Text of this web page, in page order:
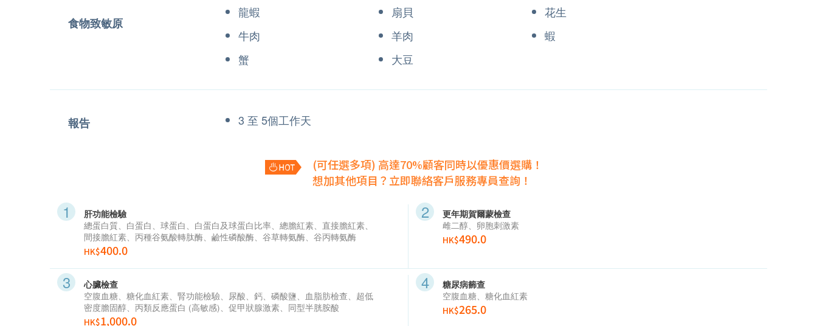
食物致敏原
龍蝦
扇貝
花生
牛肉
羊肉
蝦
蟹
大豆
報告 3 至 5個工作天
(可任選多項) 高達70%顧客同時以優惠價選購！
想加其他項目？立即聯絡客戶服務專員查詢！
肝功能檢驗
總蛋白質、白蛋白、球蛋白、白蛋白及球蛋白比率、總膽紅素、直接膽紅素、
間接膽紅素、丙種谷氨酸轉肽酶、鹼性磷酸酶、谷草轉氨酶、谷丙轉氨酶
HK$400.0
更年期賀爾蒙檢查
雌二醇、卵胞刺激素
HK$490.0
心臟檢查
空腹血糖、糖化血紅素、腎功能檢驗、尿酸、鈣、磷酸鹽、血脂肪檢查、超低
密度膽固醇、丙類反應蛋白 (高敏感)、促甲狀腺激素、同型半胱胺酸
HK$1,000.0
糖尿病籂查
空腹血糖、糖化血紅素
HK$265.0